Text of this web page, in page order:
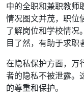
中的全职和兼职教师
情况图文并茂，职位
了解岗位和学校情况
目了然，有助于求职
在隐私保护方面，万
者的隐私不被泄露。
的尊重和保护。